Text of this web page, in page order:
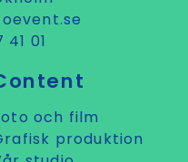
01
och film
produktion